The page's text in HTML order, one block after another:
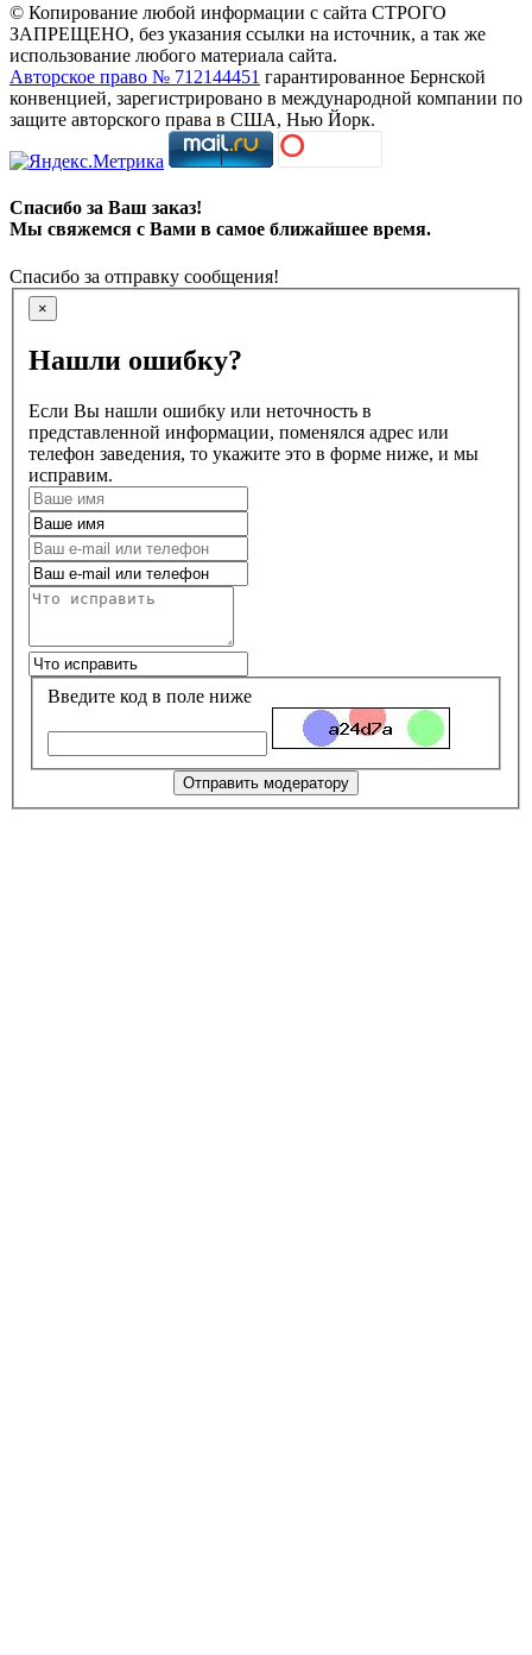
© Копирование любой информации с сайта СТРОГО
ЗАПРЕЩЕНО, без указания ссылки на источник, а так же
использование любого материала сайта.
Авторское право № 712144451 гарантированное Бернской
конвенцией, зарегистрировано в международной компании по
защите авторского права в США, Нью Йорк.
Спасибо за Ваш заказ!
Мы свяжемся с Вами в самое ближайшее время.
Спасибо за отправку сообщения!
×
Нашли ошибку?
Если Вы нашли ошибку или неточность в
представленной информации, поменялся адрес или
телефон заведения, то укажите это в форме ниже, и мы
исправим.
Введите код в поле ниже
Отправить модератору